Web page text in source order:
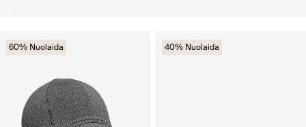
60% Nuolaida 40% Nuolaida